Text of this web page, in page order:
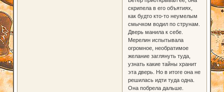
скрипела в его объятиях,
как будто кто-то неумелым
смычком водил по струнам.
Дверь манила к себе.
Мерелин испытывала
огромное, необратимое
желание заглянуть туда,
узнать какие тайны хранит
эта дверь. Но в итоге она не
решилась идти туда одна.
Она побрела дальше.